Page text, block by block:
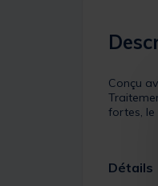
Conçu
fortes, le
Détails